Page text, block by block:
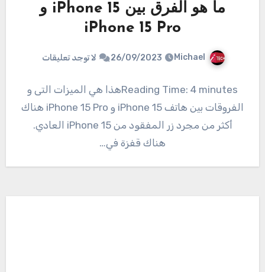
ما هو الفرق بين iPhone 15 و
iPhone 15 Pro
Michael
26/09/2023 لا توجد تعليقات
Reading Time: 4 minutesهذا هي الميزات التى و
الفروقات بين هاتف iPhone 15 و iPhone 15 Pro هناك
أكثر من مجرد زر المفقود من iPhone 15 العادي.
هناك قفزة في…